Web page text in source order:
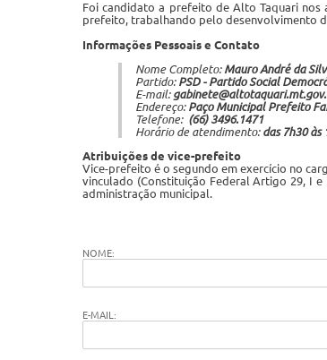
Foi candidato a prefeito de Alto Taquari nos
prefeito, trabalhando pelo desenvolvimento
Informações Pessoais e Contato
Nome Completo: Mauro André da
Partido: PSD - Partido Social
E-mail:
Endereço: Paço Municipal Prefeito
Telefone: (66) 3496.1471
Horário de atendimento: das 7h30 às
Atribuições de vice-prefeito
Vice-prefeito é o segundo em exercício no
vinculado (Constituição Federal Artigo 29, I
administração municipal.
NOME:
E-MAIL: